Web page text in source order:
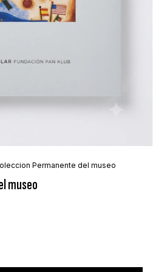
Permanente del museo
museo